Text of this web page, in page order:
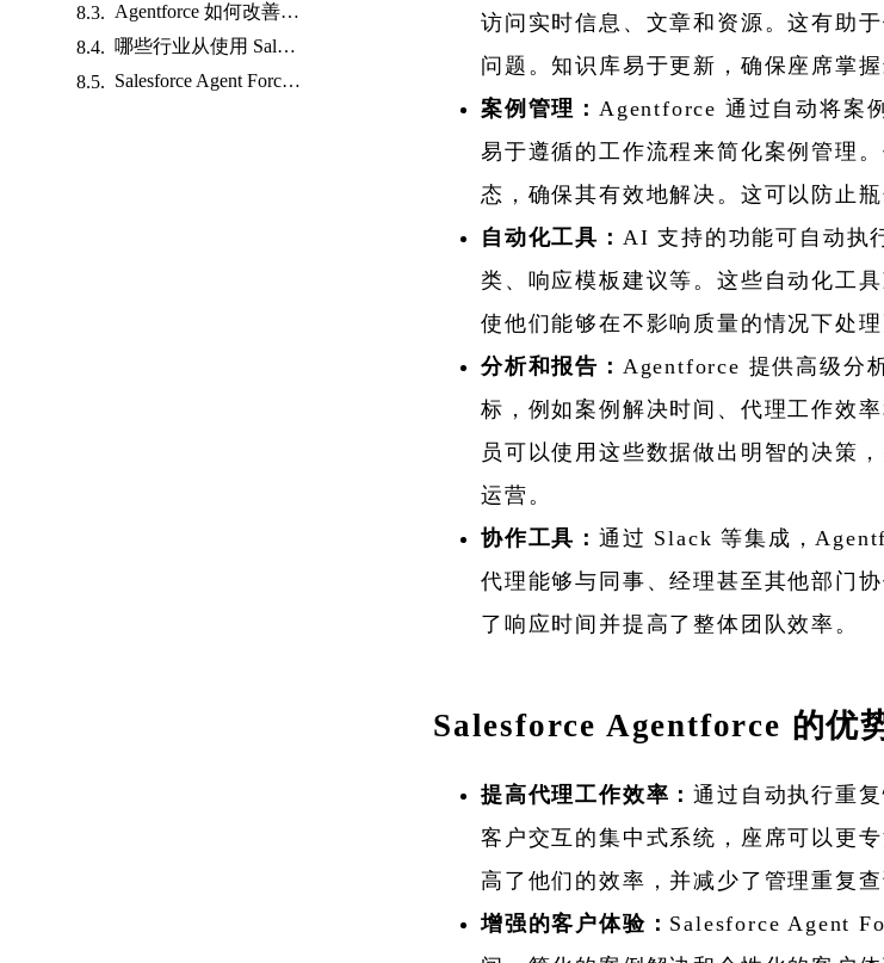
Agentforce 如何改善客户服务？
哪些行业从使用 Salesforce Agentforce 中受益最大？
Salesforce Agent Force 针对不同业务需求的可定制性如何？
访问实时信息、文章和资源。这有助
问题。知识库易于更新，确保座席掌握
案例管理： Agentforce 通过自动将案
易于遵循的工作流程来简化案例管理
态，确保其有效地解决。这可以防止
自动化工具： AI 支持的功能可自动执
类、响应模板建议等。这些自动化工
使他们能够在不影响质量的情况下处理
分析和报告： Agentforce 提供高级分
标，例如案例解决时间、代理工作效
员可以使用这些数据做出明智的决策
运营。
协作工具： 通过 Slack 等集成，
代理能够与同事、经理甚至其他部门
了响应时间并提高了整体团队效率。
Salesforce Agentforce 的优
提高代理工作效率：通过自动执行重
客户交互的集中式系统，座席可以更
高了他们的效率，并减少了管理重复查
增强的客户体验： Salesforce Agent